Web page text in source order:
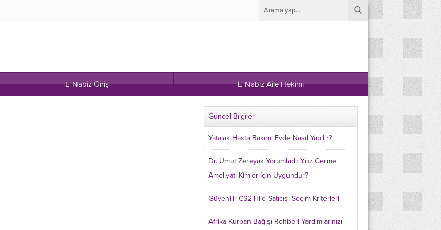
E-Nabiz Giriş E-Nabiz Aile Hekimi
Güncel Bilgiler
Yatalak Hasta Bakımı Evde Nasıl Yapılır?
Dr. Umut Zereyak Yorumladı: Yüz Germe
Ameliyatı Kimler İçin Uygundur?
Güvenilir CS2 Hile Satıcısı Seçim Kriterleri
Afrika Kurban Bağışı Rehberi Yardımlarınızı